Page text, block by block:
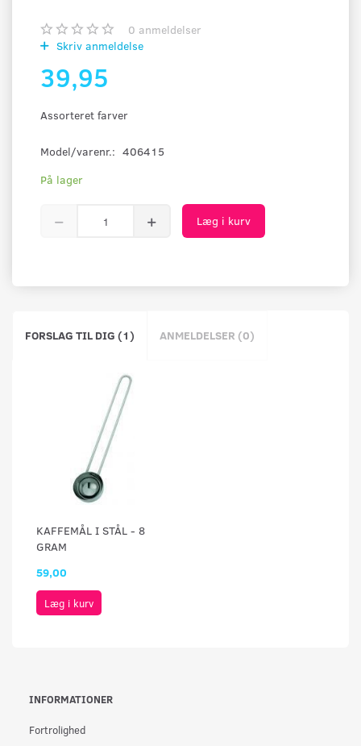
0 anmeldelser
Skriv anmeldelse
39,95
Assorteret farver
Model/varenr.: 406415
På lager
Læg i kurv
FORSLAG TIL DIG (1) ANMELDELSER (0)
KAFFEMÅL I STÅL - 8
GRAM
59,00
Læg i kurv
INFORMATIONER
Fortrolighed